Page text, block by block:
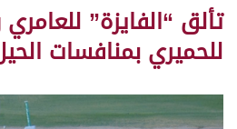
تألق “الفايزة”
للحميري بمنافسات